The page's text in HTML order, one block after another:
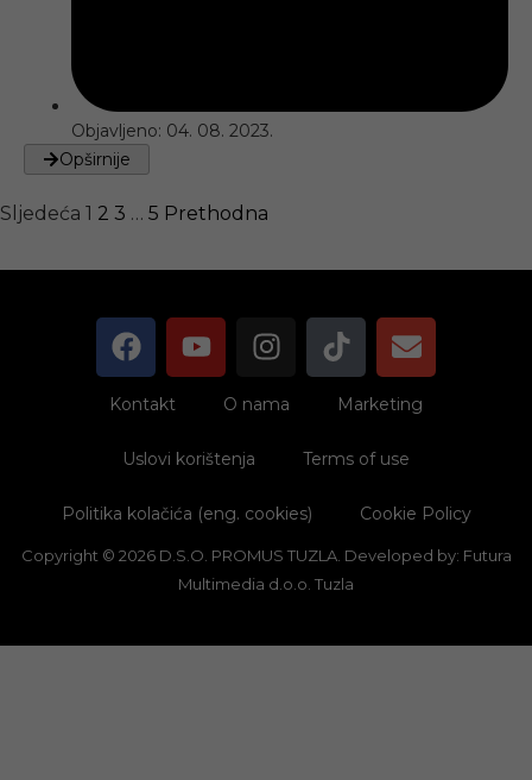
Objavljeno: 04. 08. 2023.
Opširnije
Sljedeća 1 2 3 … 5 Prethodna
Kontakt O nama Marketing
Uslovi korištenja Terms of use
Politika kolačića (eng. cookies) Cookie Policy
Copyright © 2026 D.S.O. PROMUS TUZLA. Developed by: Futura
Multimedia d.o.o. Tuzla